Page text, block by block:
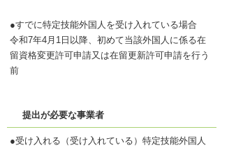
●すでに特定技能外国人を受け入れている場合
令和7年4月1日以降、初めて当該外国人に係る在
留資格変更許可申請又は在留更新許可申請を行う
前
提出が必要な事業者
●受け入れる（受け入れている）特定技能外国人